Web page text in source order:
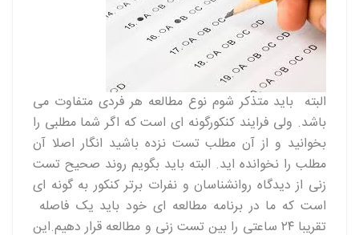
البته باید متذکر شوم نوع مطالعه هر فردی متفاوت می
باشد. ولی فرایند کنکورگونه ای است که اگر شما مطلبی را
بخوانید و از آن مطلب تست نزده باشید انگار اصلا آن
مطلب را نخوانده اید. البته باید بگویم روند صحیح تست
زنی از دیدگاه روانشناسان و نفرات برتر کنکور به گونه ای
است که ما در برنامه مطالعه ای خود باید یک فاصله
تقریبا ۲۴ ساعتی را بین تست زنی و مطالعه قرار دهیم.این